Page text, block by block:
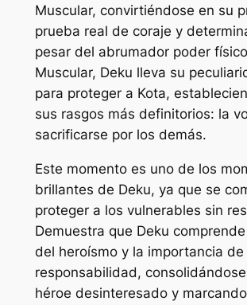
Muscular, convirtiéndose en su
prueba real de coraje y
pesar del abrumador poder
Muscular, Deku lleva su
para proteger a Kota,
sus rasgos más definitorios: la
sacrificarse por los demás.
Este momento es uno de los
brillantes de Deku, ya que se
proteger a los vulnerables sin
Demuestra que Deku
del heroísmo y la importancia de
responsabilidad,
héroe desinteresado y